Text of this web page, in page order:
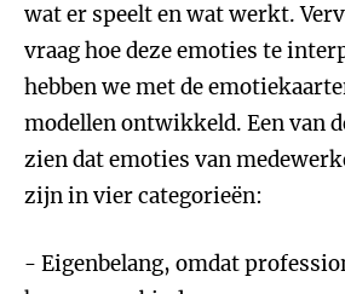
wat er speelt en wat werkt.
vraag hoe deze emoties te
hebben we met de
modellen ontwikkeld. Een van
zien dat emoties van
zijn in vier categorieën:
- Eigenbelang, omdat